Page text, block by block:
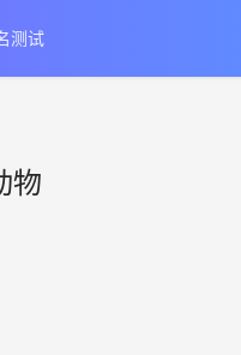
测试
物